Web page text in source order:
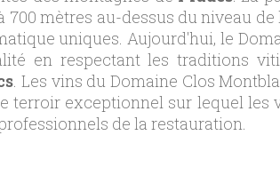
700 mètres au-dessus du niveau
uniques. Aujourd'hui, le
en respectant les traditions
. Les vins du Domaine Clos
exceptionnel sur lequel les
de la restauration.